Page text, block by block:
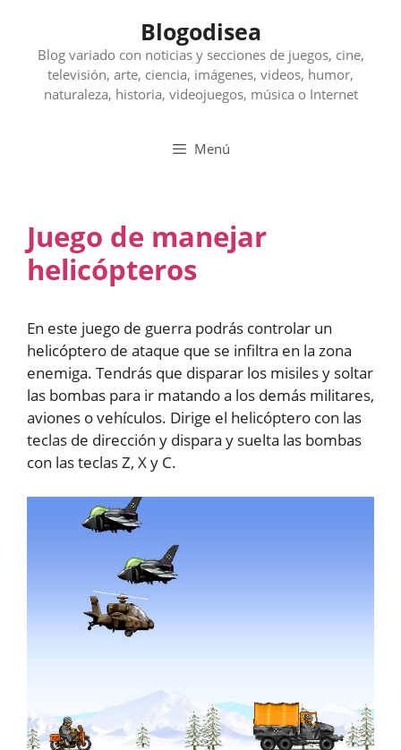
contenido
Blogodisea
Blog variado con noticias y secciones de juegos, cine,
televisión, arte, ciencia, imágenes, videos, humor,
naturaleza, historia, videojuegos, música o Internet
Menú
Juego de manejar
helicópteros
En este juego de guerra podrás controlar un
helicóptero de ataque que se infiltra en la zona
enemiga. Tendrás que disparar los misiles y soltar
las bombas para ir matando a los demás militares,
aviones o vehículos. Dirige el helicóptero con las
teclas de dirección y dispara y suelta las bombas
con las teclas Z, X y C.